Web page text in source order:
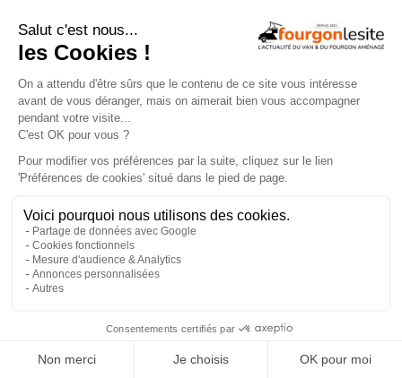
Mercedes Sprinter : le 4×4 est-il
vraiment indispensable ?
ESSAIS